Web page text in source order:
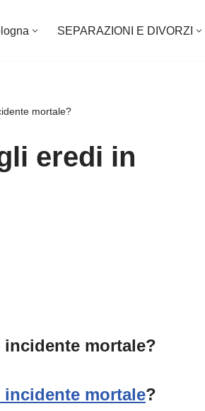
SEPARAZIONI E DIVORZI
mortale?
eredi in
mortale?
incidente mortale?